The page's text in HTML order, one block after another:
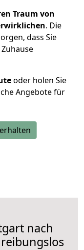
Traum von
. Die
dass Sie
oder holen Sie
Angebote für
nach